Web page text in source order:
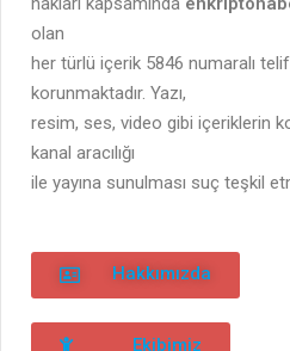
olan
her türlü içerik 5846 numaralı
korunmaktadır. Yazı,
resim, ses, video gibi içeriklerin
kanal aracılığı
ile yayına sunulması suç teşkil
Hakkımızda
Ekibimiz